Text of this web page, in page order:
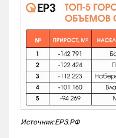
Источник:ЕРЗ.РФ